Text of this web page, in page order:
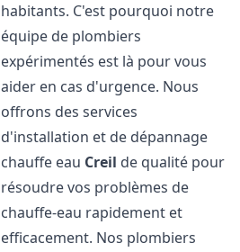
habitants. C'est pourquoi notre
équipe de plombiers
expérimentés est là pour vous
aider en cas d'urgence. Nous
offrons des services
d'installation et de dépannage
chauffe eau Creil de qualité pour
résoudre vos problèmes de
chauffe-eau rapidement et
efficacement. Nos plombiers